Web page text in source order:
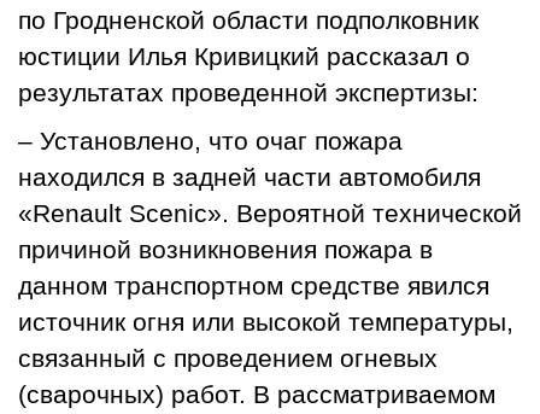
по Гродненской области подполковник
юстиции Илья Кривицкий рассказал о
результатах проведенной экспертизы:
– Установлено, что очаг пожара
находился в задней части автомобиля
«Renault Scenic». Вероятной технической
причиной возникновения пожара в
данном транспортном средстве явился
источник огня или высокой температуры,
связанный с проведением огневых
(сварочных) работ. В рассматриваемом